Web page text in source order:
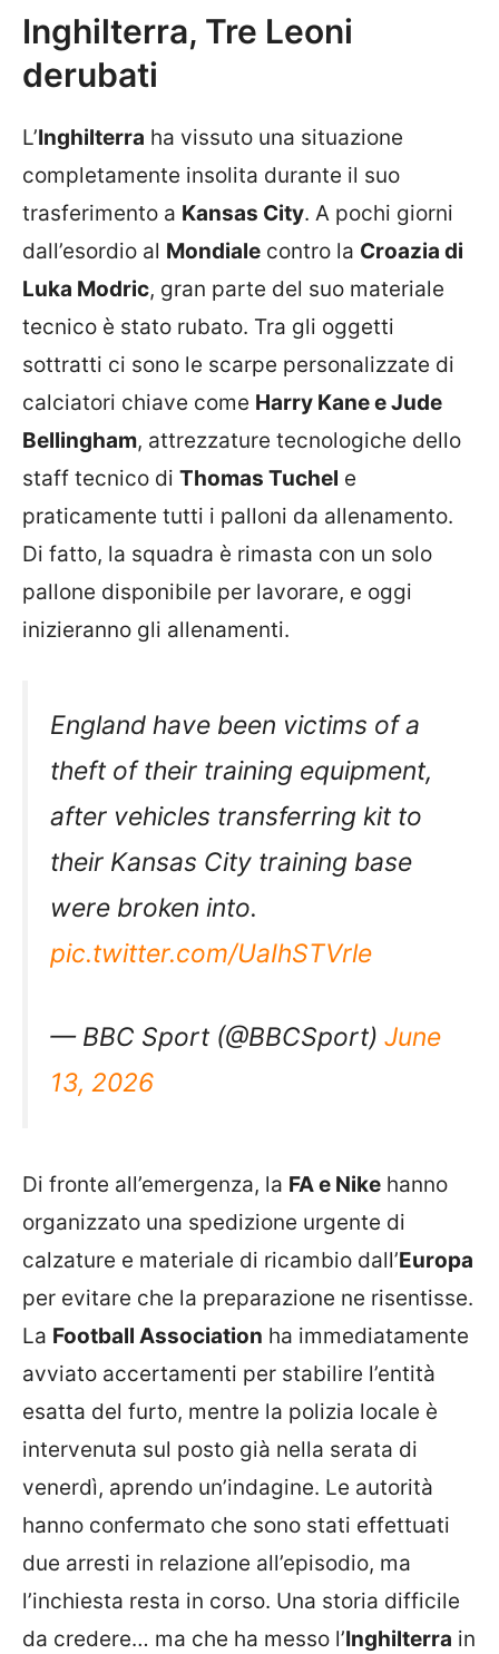
Inghilterra, Tre Leoni
derubati
L’Inghilterra ha vissuto una situazione
completamente insolita durante il suo
trasferimento a Kansas City. A pochi giorni
dall’esordio al Mondiale contro la Croazia di
Luka Modric, gran parte del suo materiale
tecnico è stato rubato. Tra gli oggetti
sottratti ci sono le scarpe personalizzate di
calciatori chiave come Harry Kane e Jude
Bellingham, attrezzature tecnologiche dello
staff tecnico di Thomas Tuchel e
praticamente tutti i palloni da allenamento.
Di fatto, la squadra è rimasta con un solo
pallone disponibile per lavorare, e oggi
inizieranno gli allenamenti.
England have been victims of a
theft of their training equipment,
after vehicles transferring kit to
their Kansas City training base
were broken into.
pic.twitter.com/UaIhSTVrle
— BBC Sport (@BBCSport) June
13, 2026
Di fronte all’emergenza, la FA e Nike hanno
organizzato una spedizione urgente di
calzature e materiale di ricambio dall’Europa
per evitare che la preparazione ne risentisse.
La Football Association ha immediatamente
avviato accertamenti per stabilire l’entità
esatta del furto, mentre la polizia locale è
intervenuta sul posto già nella serata di
venerdì, aprendo un’indagine. Le autorità
hanno confermato che sono stati effettuati
due arresti in relazione all’episodio, ma
l’inchiesta resta in corso. Una storia difficile
da credere… ma che ha messo l’Inghilterra in